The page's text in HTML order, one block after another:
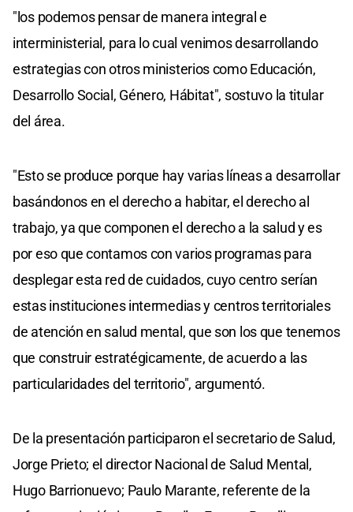
"los podemos pensar de manera integral e
interministerial, para lo cual venimos desarrollando
estrategias con otros ministerios como Educación,
Desarrollo Social, Género, Hábitat", sostuvo la titular
del área.
"Esto se produce porque hay varias líneas a desarrollar
basándonos en el derecho a habitar, el derecho al
trabajo, ya que componen el derecho a la salud y es
por eso que contamos con varios programas para
desplegar esta red de cuidados, cuyo centro serían
estas instituciones intermedias y centros territoriales
de atención en salud mental, que son los que tenemos
que construir estratégicamente, de acuerdo a las
particularidades del territorio", argumentó.
De la presentación participaron el secretario de Salud,
Jorge Prieto; el director Nacional de Salud Mental,
Hugo Barrionuevo; Paulo Marante, referente de la